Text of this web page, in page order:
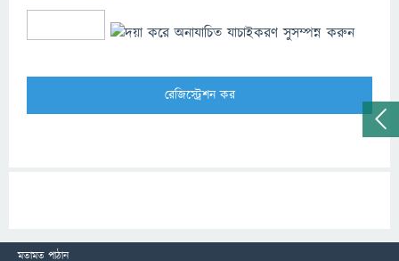
মতামত পাঠান